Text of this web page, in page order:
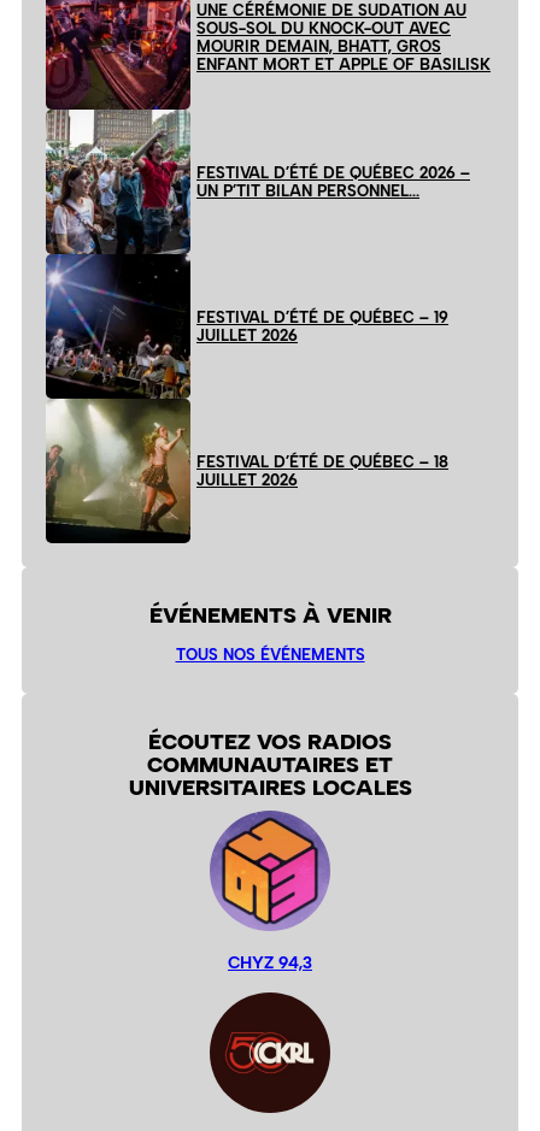
UNE CÉRÉMONIE DE SUDATION AU
SOUS-SOL DU KNOCK-OUT AVEC
MOURIR DEMAIN, BHATT, GROS
ENFANT MORT ET APPLE OF BASILISK
FESTIVAL D’ÉTÉ DE QUÉBEC 2026 –
UN P’TIT BILAN PERSONNEL…
FESTIVAL D’ÉTÉ DE QUÉBEC – 19
JUILLET 2026
FESTIVAL D’ÉTÉ DE QUÉBEC – 18
JUILLET 2026
ÉVÉNEMENTS À VENIR
TOUS NOS ÉVÉNEMENTS
ÉCOUTEZ VOS RADIOS
COMMUNAUTAIRES ET
UNIVERSITAIRES LOCALES
CHYZ 94,3